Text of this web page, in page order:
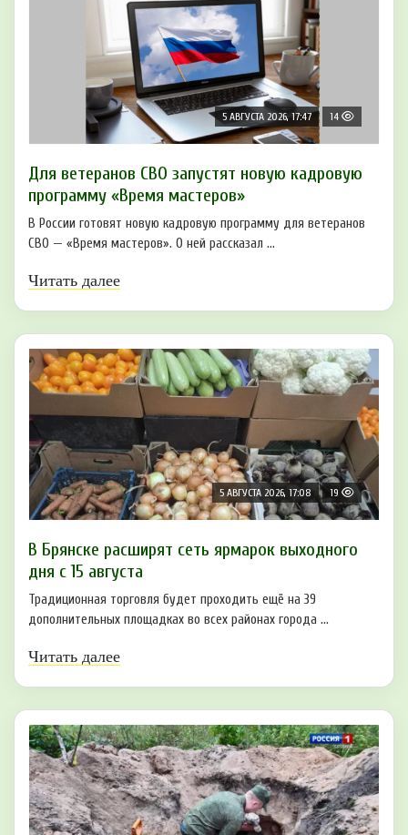
5 АВГУСТА 2026, 17:47 14
Для ветеранов СВО запустят новую кадровую
программу «Время мастеров»
В России готовят новую кадровую программу для ветеранов
СВО — «Время мастеров». О ней рассказал ...
Читать далее
5 АВГУСТА 2026, 17:08 19
В Брянске расширят сеть ярмарок выходного
дня с 15 августа
Традиционная торговля будет проходить ещё на 39
дополнительных площадках во всех районах города ...
Читать далее